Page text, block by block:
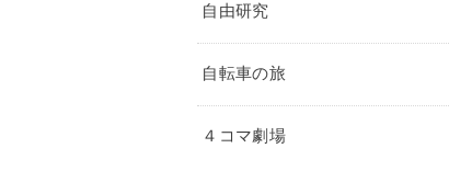
自由研究
自転車の旅
４コマ劇場